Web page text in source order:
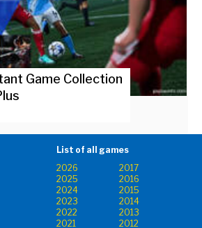
Game Collection
List of all games
2026
2017
2025
2016
2024
2015
2023
2014
2022
2013
2021
2012